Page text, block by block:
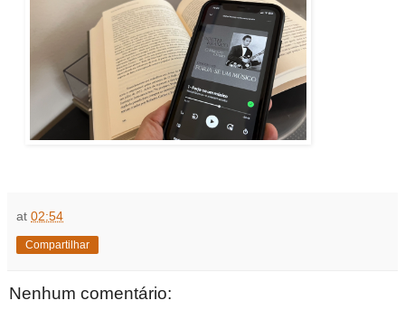
at 02:54
Compartilhar
Nenhum comentário: